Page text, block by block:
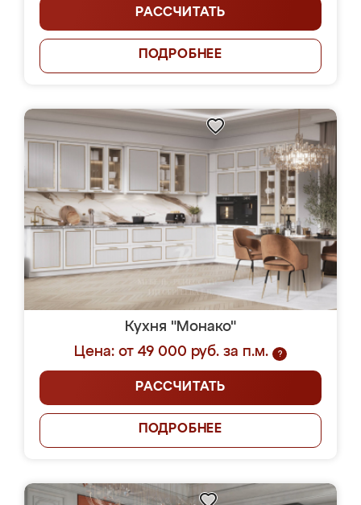
РАССЧИТАТЬ
ПОДРОБНЕЕ
Кухня "Монако"
Цена: от 49 000 руб. за п.м.
?
РАССЧИТАТЬ
ПОДРОБНЕЕ